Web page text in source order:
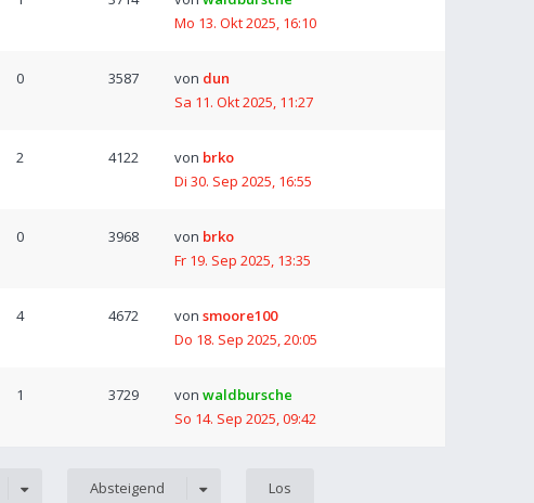
Mo 13. Okt 2025, 16:10
0 3587 von dun
Sa 11. Okt 2025, 11:27
2 4122 von brko
Di 30. Sep 2025, 16:55
0 3968 von brko
Fr 19. Sep 2025, 13:35
4 4672 von smoore100
Do 18. Sep 2025, 20:05
1 3729 von waldbursche
So 14. Sep 2025, 09:42
Absteigend